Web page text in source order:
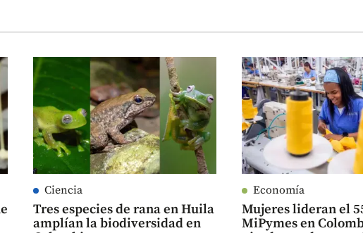
Ciencia
Tres especies de rana en Huila
amplían la biodiversidad en
Economía
Mujeres lideran el
MiPymes en